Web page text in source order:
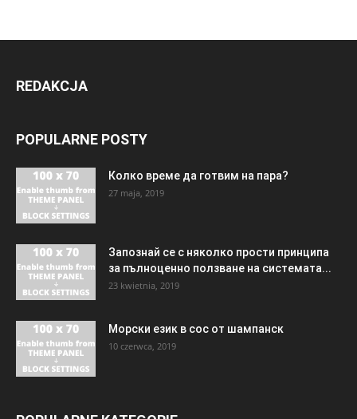
REDAKCJA
POPULARNE POSTY
Колко време да готвим на пара?
27 maja, 2019
Запознай се с няколко прости принципа
за пълноценно ползване на системата...
23 kwietnia, 2019
Морски език в сос от шампанск
10 czerwca, 2019